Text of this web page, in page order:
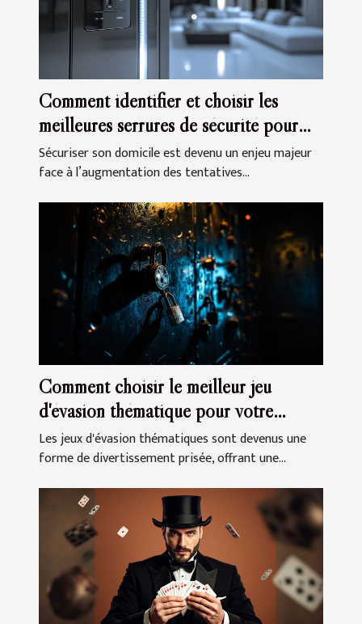
Comment identifier et choisir les
meilleures serrures de sécurité pour
votre domicile
Sécuriser son domicile est devenu un enjeu majeur
face à l’augmentation des tentatives...
Comment choisir le meilleur jeu
d'évasion thématique pour votre
prochaine sortie
Les jeux d'évasion thématiques sont devenus une
forme de divertissement prisée, offrant une...